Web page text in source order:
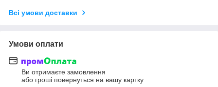
Всі умови доставки
Умови оплати
Ви отримаєте замовлення
або гроші повернуться на вашу картку